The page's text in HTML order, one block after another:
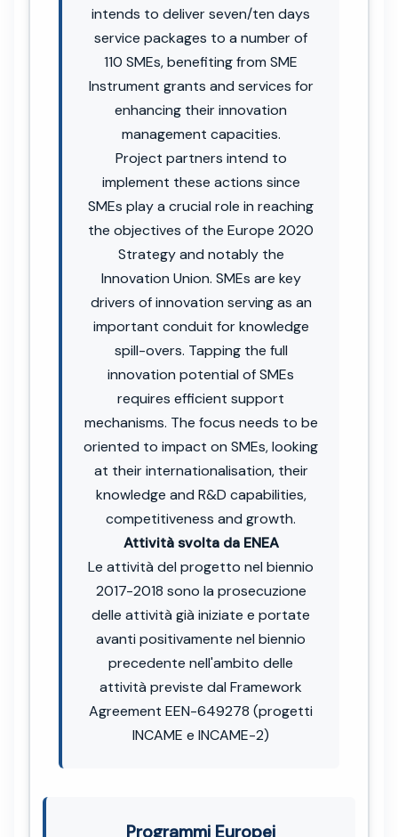
intends to deliver seven/ten days
service packages to a number of
110 SMEs, benefiting from SME
Instrument grants and services for
enhancing their innovation
management capacities.
Project partners intend to
implement these actions since
SMEs play a crucial role in reaching
the objectives of the Europe 2020
Strategy and notably the
Innovation Union. SMEs are key
drivers of innovation serving as an
important conduit for knowledge
spill-overs. Tapping the full
innovation potential of SMEs
requires efficient support
mechanisms. The focus needs to be
oriented to impact on SMEs, looking
at their internationalisation, their
knowledge and R&D capabilities,
competitiveness and growth.
Attività svolta da ENEA
Le attività del progetto nel biennio
2017-2018 sono la prosecuzione
delle attività già iniziate e portate
avanti positivamente nel biennio
precedente nell'ambito delle
attività previste dal Framework
Agreement EEN-649278 (progetti
INCAME e INCAME-2)
Programmi Europei